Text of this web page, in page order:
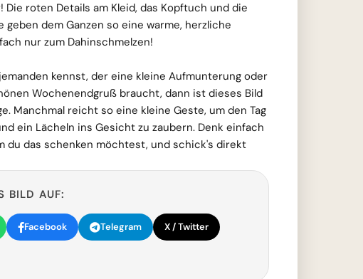
Die roten Details am Kleid, das Kopftuch und die
geben dem Ganzen so eine warme, herzliche
nur zum Dahinschmelzen!
kennst, der eine kleine Aufmunterung oder
Wochenendgruß braucht, dann ist dieses Bild
Manchmal reicht so eine kleine Geste, um den Tag
ein Lächeln ins Gesicht zu zaubern. Denk einfach
du das schenken möchtest, und schick's direkt
BILD AUF:
Facebook Telegram X / Twitter